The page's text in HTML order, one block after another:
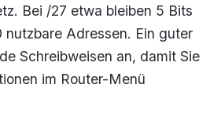
Bei /27 etwa bleiben 5 Bits
Adressen. Ein guter
Schreibweisen an, damit Sie
im Router-Menü